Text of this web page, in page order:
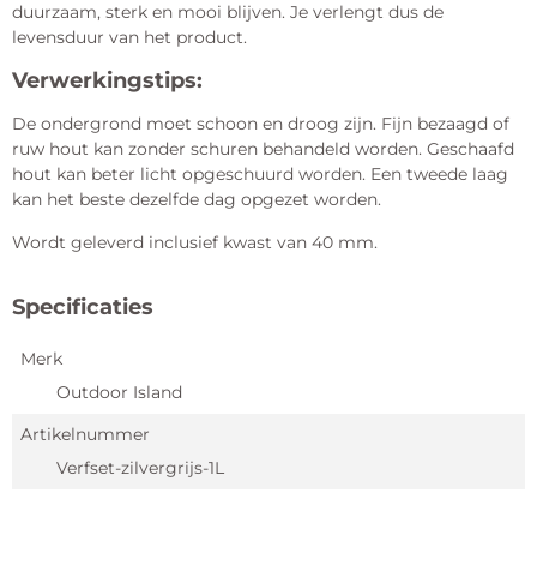
duurzaam, sterk en mooi blijven. Je verlengt dus de
levensduur van het product.
Verwerkingstips:
De ondergrond moet schoon en droog zijn. Fijn bezaagd of
ruw hout kan zonder schuren behandeld worden. Geschaafd
hout kan beter licht opgeschuurd worden. Een tweede laag
kan het beste dezelfde dag opgezet worden.
Wordt geleverd inclusief kwast van 40 mm.
Specificaties
Merk
Outdoor Island
Artikelnummer
Verfset-zilvergrijs-1L